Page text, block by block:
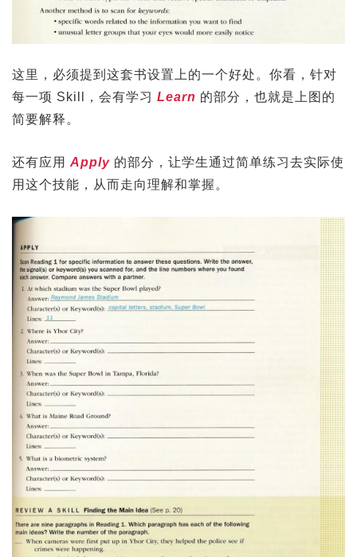
这里，必须提到这套书设置上的一个好处。你看，针对
每一项 Skill，会有学习 Learn 的部分，也就是上图的
简要解释。
还有应用 Apply 的部分，让学生通过简单练习去实际使
用这个技能，从而走向理解和掌握。